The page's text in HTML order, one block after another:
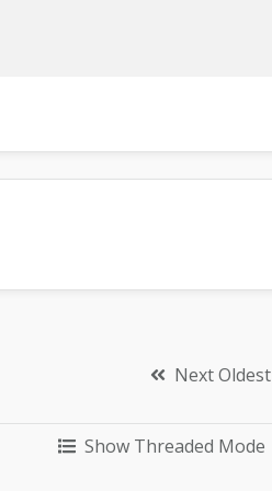
Next Oldest
Show Threaded Mode